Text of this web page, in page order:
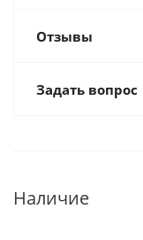
Отзывы
Задать вопрос
Наличие